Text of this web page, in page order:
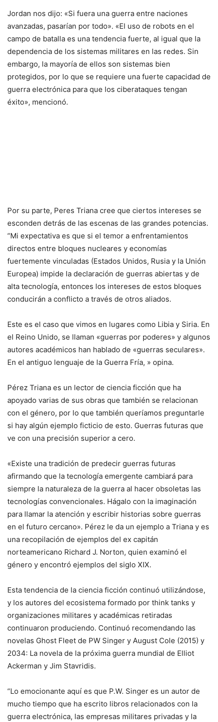
Jordan nos dijo: «Si fuera una guerra entre naciones
avanzadas, pasarían por todo». «El uso de robots en el
campo de batalla es una tendencia fuerte, al igual que la
dependencia de los sistemas militares en las redes. Sin
embargo, la mayoría de ellos son sistemas bien
protegidos, por lo que se requiere una fuerte capacidad de
guerra electrónica para que los ciberataques tengan
éxito», mencionó.
Por su parte, Peres Triana cree que ciertos intereses se
esconden detrás de las escenas de las grandes potencias.
“Mi expectativa es que si el temor a enfrentamientos
directos entre bloques nucleares y economías
fuertemente vinculadas (Estados Unidos, Rusia y la Unión
Europea) impide la declaración de guerras abiertas y de
alta tecnología, entonces los intereses de estos bloques
conducirán a conflicto a través de otros aliados.
Este es el caso que vimos en lugares como Libia y Siria. En
el Reino Unido, se llaman «guerras por poderes» y algunos
autores académicos han hablado de «guerras seculares».
En el antiguo lenguaje de la Guerra Fría, » opina.
Pérez Triana es un lector de ciencia ficción que ha
apoyado varias de sus obras que también se relacionan
con el género, por lo que también queríamos preguntarle
si hay algún ejemplo ficticio de esto. Guerras futuras que
ve con una precisión superior a cero.
«Existe una tradición de predecir guerras futuras
afirmando que la tecnología emergente cambiará para
siempre la naturaleza de la guerra al hacer obsoletas las
tecnologías convencionales. Hágalo con la imaginación
para llamar la atención y escribir historias sobre guerras
en el futuro cercano». Pérez le da un ejemplo a Triana y es
una recopilación de ejemplos del ex capitán
norteamericano Richard J. Norton, quien examinó el
género y encontró ejemplos del siglo XIX.
Esta tendencia de la ciencia ficción continuó utilizándose,
y los autores del ecosistema formado por think tanks y
organizaciones militares y académicas retiradas
continuaron produciendo. Continuó recomendando las
novelas Ghost Fleet de PW Singer y August Cole (2015) y
2034: La novela de la próxima guerra mundial de Elliot
Ackerman y Jim Stavridis.
“Lo emocionante aquí es que P.W. Singer es un autor de
mucho tiempo que ha escrito libros relacionados con la
guerra electrónica, las empresas militares privadas y la